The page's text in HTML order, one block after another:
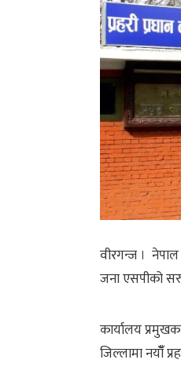
वीरगन्ज । नेपाल
जना एसपीको
कार्यालय
जिल्लामा नयाँँ